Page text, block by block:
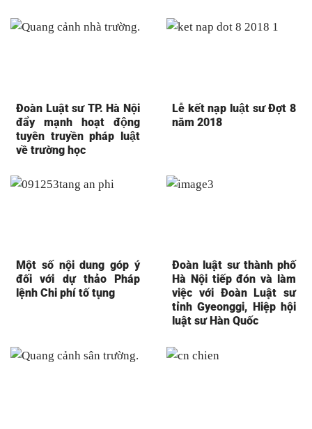
Đoàn Luật sư TP. Hà Nội
đẩy mạnh hoạt động
tuyên truyền pháp luật
về trường học
Lễ kết nạp luật sư Đợt 8
năm 2018
Một số nội dung góp ý
đối với dự thảo Pháp
lệnh Chi phí tố tụng
Đoàn luật sư thành phố
Hà Nội tiếp đón và làm
việc với Đoàn Luật sư
tỉnh Gyeonggi, Hiệp hội
luật sư Hàn Quốc